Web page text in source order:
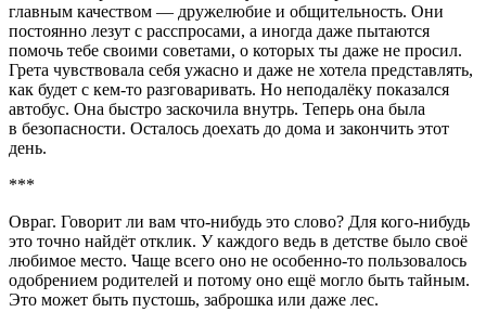
главным качеством — дружелюбие и общительность. Они
постоянно лезут с расспросами, а иногда даже пытаются
помочь тебе своими советами, о которых ты даже не просил.
Грета чувствовала себя ужасно и даже не хотела представлять,
как будет с кем-то разговаривать. Но неподалёку показался
автобус. Она быстро заскочила внутрь. Теперь она была
в безопасности. Осталось доехать до дома и закончить этот
день.
***
Овраг. Говорит ли вам что-нибудь это слово? Для кого-нибудь
это точно найдёт отклик. У каждого ведь в детстве было своё
любимое место. Чаще всего оно не особенно-то пользовалось
одобрением родителей и потому оно ещё могло быть тайным.
Это может быть пустошь, заброшка или даже лес.